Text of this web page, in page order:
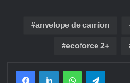
anvelope de camion
ecoforce 2+